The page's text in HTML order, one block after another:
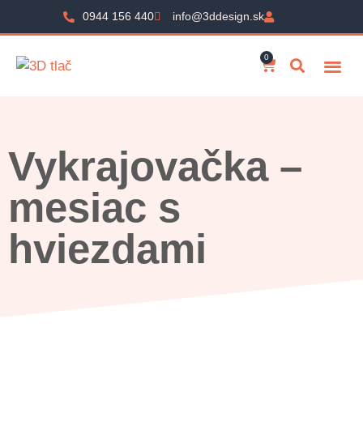
0944 156 440 info@3ddesign.sk
0
Vykrajovačka –
mesiac s
hviezdami